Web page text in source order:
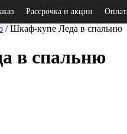
Рассрочка и акции
/ Шкаф-купе Леда в спальню
в спальню